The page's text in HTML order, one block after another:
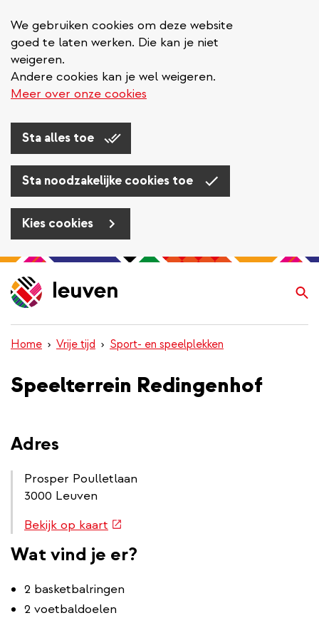
We gebruiken cookies om deze website
goed te laten werken. Die kan je niet
weigeren.
Andere cookies kan je wel weigeren.
Meer over onze cookies
Sta alles toe
Sta noodzakelijke cookies toe
Kies cookies
Overslaan
en
naar
inhoud
gaan
Home Vrije tijd Sport- en speelplekken
Speelterrein Redingenhof
Adres
Prosper Poulletlaan
3000 Leuven
Routebeschrijving
Bekijk op kaart (externe
Wat vind je er?
2 basketbalringen
2 voetbaldoelen